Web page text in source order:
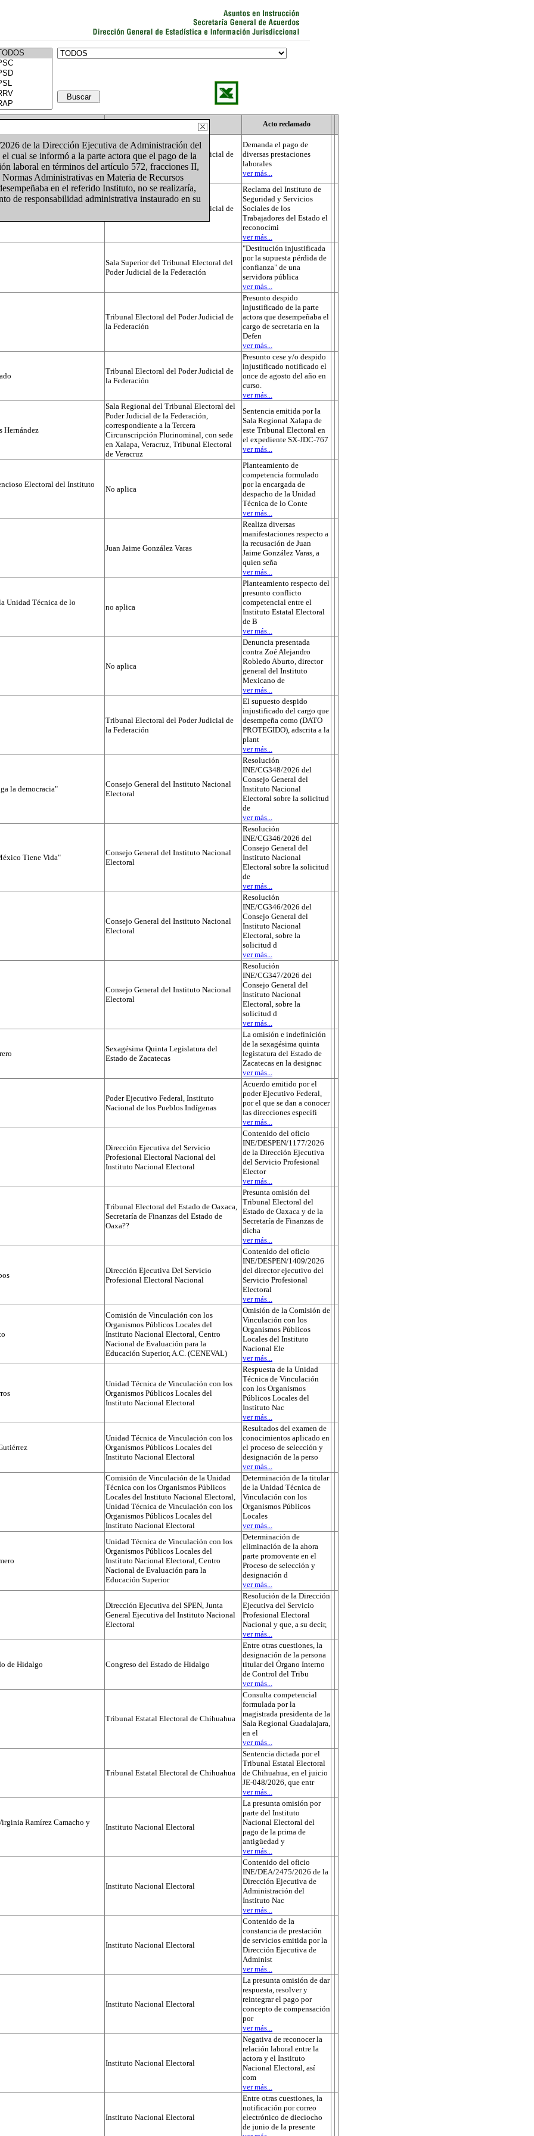
de la Dirección Ejecutiva de Administración del
cual se informó a la parte actora que el pago de la
laboral en términos del artículo 572, fracciones II,
Administrativas en Materia de Recursos
en el referido Instituto, no se realizaría,
de responsabilidad administrativa instaurado en su
Acto reclamado
Tribunal Electoral del Poder Judicial de
la Federación
Demanda el pago de
diversas prestaciones
laborales
ver más...
Tribunal Electoral del Poder Judicial de
Reclama del Instituto de
Seguridad y Servicios
Sociales de los
Trabajadores del Estado el
reconocimi
ver más...
Sala Superior del Tribunal Electoral del
Poder Judicial de la Federación
"Destitución injustificada
por la supuesta pérdida de
confianza" de una
servidora pública
ver más...
Tribunal Electoral del Poder Judicial de
la Federación
Presunto despido
injustificado de la parte
actora que desempeñaba el
cargo de secretaria en la
Defen
ver más...
Tribunal Electoral del Poder Judicial de
la Federación
Presunto cese y/o despido
injustificado notificado el
once de agosto del año en
curso.
ver más...
Hernández
Sala Regional del Tribunal Electoral del
Poder Judicial de la Federación,
correspondiente a la Tercera
Circunscripción Plurinominal, con sede
en Xalapa, Veracruz, Tribunal Electoral
de Veracruz
Sentencia emitida por la
Sala Regional Xalapa de
este Tribunal Electoral en
el expediente SX-JDC-767
ver más...
Electoral del Instituto
No aplica
Planteamiento de
competencia formulado
por la encargada de
despacho de la Unidad
Técnica de lo Conte
ver más...
Juan Jaime González Varas
Realiza diversas
manifestaciones respecto a
la recusación de Juan
Jaime González Varas, a
quien seña
ver más...
Unidad Técnica de lo
no aplica
Planteamiento respecto del
presunto conflicto
competencial entre el
Instituto Estatal Electoral
de B
ver más...
No aplica
Denuncia presentada
contra Zoé Alejandro
Robledo Aburto, director
general del Instituto
Mexicano de
ver más...
Tribunal Electoral del Poder Judicial de
la Federación
El supuesto despido
injustificado del cargo que
desempeña como (DATO
PROTEGIDO), adscrita a la
plant
ver más...
la democracia"
Consejo General del Instituto Nacional
Electoral
Resolución
INE/CG348/2026 del
Consejo General del
Instituto Nacional
Electoral sobre la solicitud
de
ver más...
Tiene Vida"
Consejo General del Instituto Nacional
Electoral
Resolución
INE/CG346/2026 del
Consejo General del
Instituto Nacional
Electoral sobre la solicitud
de
ver más...
Consejo General del Instituto Nacional
Electoral
Resolución
INE/CG346/2026 del
Consejo General del
Instituto Nacional
Electoral, sobre la
solicitud d
ver más...
Consejo General del Instituto Nacional
Electoral
Resolución
INE/CG347/2026 del
Consejo General del
Instituto Nacional
Electoral, sobre la
solicitud d
ver más...
Sexagésima Quinta Legislatura del
Estado de Zacatecas
La omisión e indefinición
de la sexagésima quinta
legistatura del Estado de
Zacatecas en la designac
ver más...
Poder Ejecutivo Federal, Instituto
Nacional de los Pueblos Indígenas
Acuerdo emitido por el
poder Ejecutivo Federal,
por el que se dan a conocer
las direcciones específi
ver más...
Dirección Ejecutiva del Servicio
Profesional Electoral Nacional del
Instituto Nacional Electoral
Contenido del oficio
INE/DESPEN/1177/2026
de la Dirección Ejecutiva
del Servicio Profesional
Elector
ver más...
Tribunal Electoral del Estado de Oaxaca,
Secretaría de Finanzas del Estado de
Oaxa??
Presunta omisión del
Tribunal Electoral del
Estado de Oaxaca y de la
Secretaría de Finanzas de
dicha
ver más...
Dirección Ejecutiva Del Servicio
Profesional Electoral Nacional
Contenido del oficio
INE/DESPEN/1409/2026
del director ejecutivo del
Servicio Profesional
Electoral
ver más...
Comisión de Vinculación con los
Organismos Públicos Locales del
Instituto Nacional Electoral, Centro
Nacional de Evaluación para la
Educación Superior, A.C. (CENEVAL)
Omisión de la Comisión de
Vinculación con los
Organismos Públicos
Locales del Instituto
Nacional Ele
ver más...
Unidad Técnica de Vinculación con los
Organismos Públicos Locales del
Instituto Nacional Electoral
Respuesta de la Unidad
Técnica de Vinculación
con los Organismos
Públicos Locales del
Instituto Nac
ver más...
Unidad Técnica de Vinculación con los
Organismos Públicos Locales del
Instituto Nacional Electoral
Resultados del examen de
conocimientos aplicado en
el proceso de selección y
designación de la perso
ver más...
Comisión de Vinculación de la Unidad
Técnica con los Organismos Públicos
Locales del Instituto Nacional Electoral,
Unidad Técnica de Vinculación con los
Organismos Públicos Locales del
Instituto Nacional Electoral
Determinación de la titular
de la Unidad Técnica de
Vinculación con los
Organismos Públicos
Locales
ver más...
Unidad Técnica de Vinculación con los
Organismos Públicos Locales del
Instituto Nacional Electoral, Centro
Nacional de Evaluación para la
Educación Superior
Determinación de
eliminación de la ahora
parte promovente en el
Proceso de selección y
designación d
ver más...
Dirección Ejecutiva del SPEN, Junta
General Ejecutiva del Instituto Nacional
Electoral
Resolución de la Dirección
Ejecutiva del Servicio
Profesional Electoral
Nacional y que, a su decir,
ver más...
de Hidalgo Congreso del Estado de Hidalgo
Entre otras cuestiones, la
designación de la persona
titular del Órgano Interno
de Control del Tribu
ver más...
Tribunal Estatal Electoral de Chihuahua
Consulta competencial
formulada por la
magistrada presidenta de la
Sala Regional Guadalajara,
en el
ver más...
Tribunal Estatal Electoral de Chihuahua
Sentencia dictada por el
Tribunal Estatal Electoral
de Chihuahua, en el juicio
JE-048/2026, que entr
ver más...
Ramírez Camacho y
Instituto Nacional Electoral
La presunta omisión por
parte del Instituto
Nacional Electoral del
pago de la prima de
antigüedad y
ver más...
Instituto Nacional Electoral
Contenido del oficio
INE/DEA/2475/2026 de la
Dirección Ejecutiva de
Administración del
Instituto Nac
ver más...
Instituto Nacional Electoral
Contenido de la
constancia de prestación
de servicios emitida por la
Dirección Ejecutiva de
Administ
ver más...
Instituto Nacional Electoral
La presunta omisión de dar
respuesta, resolver y
reintegrar el pago por
concepto de compensación
por
ver más...
Instituto Nacional Electoral
Negativa de reconocer la
relación laboral entre la
actora y el Instituto
Nacional Electoral, así
com
ver más...
Instituto Nacional Electoral
Entre otras cuestiones, la
notificación por correo
electrónico de dieciocho
de junio de la presente